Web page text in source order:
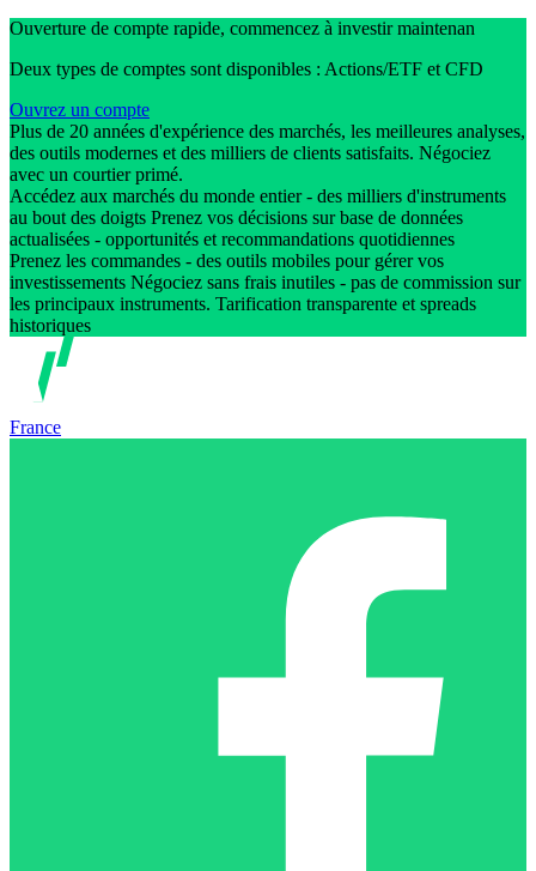
Ouverture de compte rapide, commencez à investir maintenan
Deux types de comptes sont disponibles : Actions/ETF et CFD
Ouvrez un compte
Plus de 20 années d'expérience des marchés, les meilleures analyses,
des outils modernes et des milliers de clients satisfaits. Négociez
avec un courtier primé.
Accédez aux marchés du monde entier - des milliers d'instruments
au bout des doigts Prenez vos décisions sur base de données
actualisées - opportunités et recommandations quotidiennes
Prenez les commandes - des outils mobiles pour gérer vos
investissements Négociez sans frais inutiles - pas de commission sur
les principaux instruments. Tarification transparente et spreads
historiques
France